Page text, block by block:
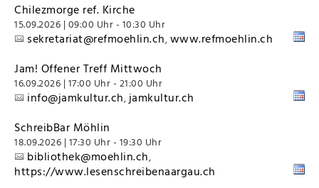
Chilezmorge ref. Kirche
15.09.2026 | 09:00 Uhr - 10:30 Uhr
sekretariat@refmoehlin.ch,www.refmoehlin.ch
Jam! Offener Treff Mittwoch
16.09.2026 | 17:00 Uhr - 21:00 Uhr
info@jamkultur.ch, jamkultur.ch
SchreibBar Möhlin
18.09.2026 | 17:30 Uhr - 19:30 Uhr
bibliothek@moehlin.ch,
https://www.lesenschreibenaargau.ch